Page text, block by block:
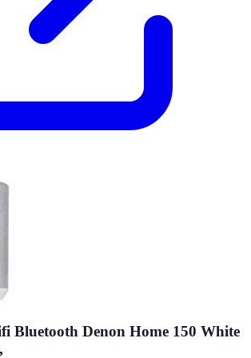
Bluetooth Denon Home 150 White